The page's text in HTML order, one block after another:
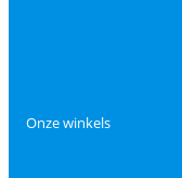
Onze winkels